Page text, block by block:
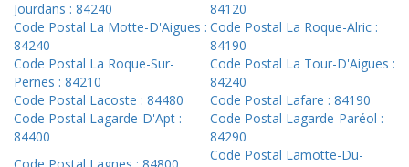
Jourdans : 84240
84120
Code Postal La Motte-D'Aigues :
84240
Code Postal La Roque-Alric :
84190
Code Postal La Roque-Sur-
Pernes : 84210
Code Postal La Tour-D'Aigues :
84240
Code Postal Lacoste : 84480
Code Postal Lafare : 84190
Code Postal Lagarde-D'Apt :
84400
Code Postal Lagarde-Paréol :
84290
Code Postal Lamotte-Du-